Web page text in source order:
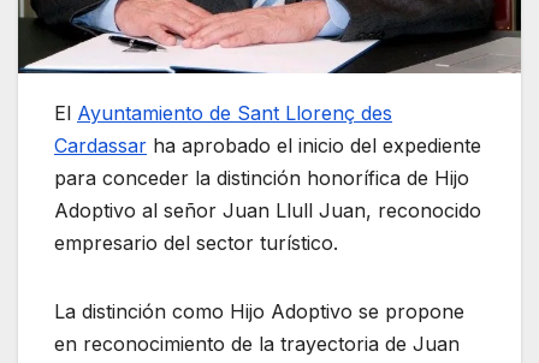
El Ayuntamiento de Sant Llorenç des
Cardassar ha aprobado el inicio del expediente
para conceder la distinción honorífica de Hijo
Adoptivo al señor Juan Llull Juan, reconocido
empresario del sector turístico.
La distinción como Hijo Adoptivo se propone
en reconocimiento de la trayectoria de Juan